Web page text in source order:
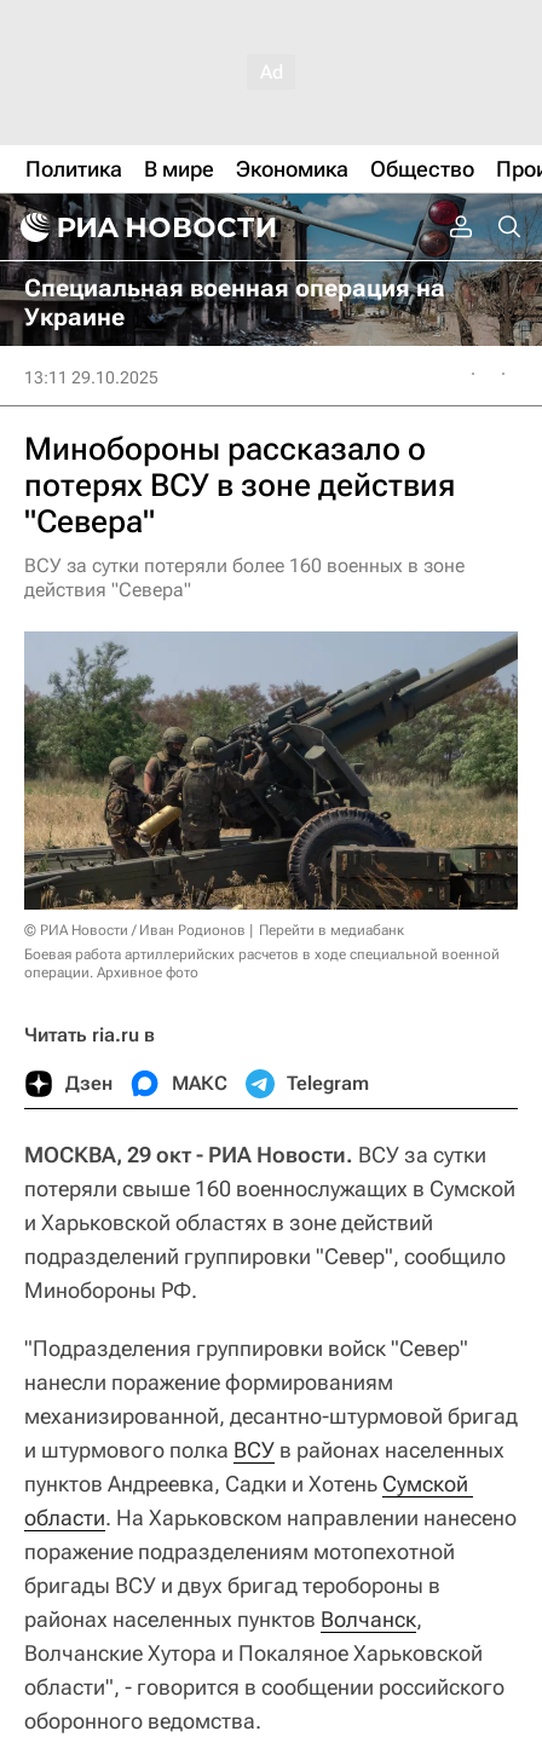
Политика В мире Экономика Общество
Специальная военная операция на
Украине
13:11 29.10.2025
Минобороны рассказало о
потерях ВСУ в зоне действия
"Севера"
ВСУ за сутки потеряли более 160 военных в зоне
действия "Севера"
© РИА Новости / Иван Родионов
Перейти в медиабанк
Боевая работа артиллерийских расчетов в ходе специальной военной
операции. Архивное фото
Читать ria.ru в
Дзен МАКС Telegram
МОСКВА, 29 окт - РИА Новости. ВСУ за сутки
потеряли свыше 160 военнослужащих в Сумской
и Харьковской областях в зоне действий
подразделений группировки "Север", сообщило
Минобороны РФ.
"Подразделения группировки войск "Север"
нанесли поражение формированиям
механизированной, десантно-штурмовой бригад
и штурмового полка ВСУ в районах населенных
пунктов Андреевка, Садки и Хотень Сумской
области. На Харьковском направлении нанесено
поражение подразделениям мотопехотной
бригады ВСУ и двух бригад теробороны в
районах населенных пунктов Волчанск,
Волчанские Хутора и Покаляное Харьковской
области", - говорится в сообщении российского
оборонного ведомства.